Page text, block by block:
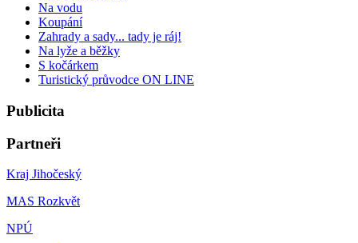
Na vodu
Koupání
Zahrady a sady... tady je ráj!
Na lyže a běžky
S kočárkem
Turistický průvodce ON LINE
Publicita
Partneři
Kraj Jihočeský
MAS Rozkvět
NPÚ